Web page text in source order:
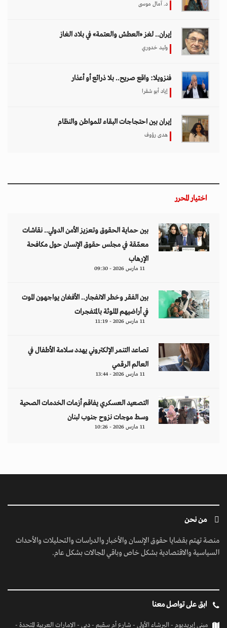
د. آمال موسى
إيران.. لغز «العطش والعتمة» في بلاد الغاز
وليد خدوري
فنزويلا: واقع صريح.. بلا ذرائع أو أعذار
إياد أبو شقرا
إيران بين احتجاجات البقاء للمواطن والنظام
هدى رؤوف
اختيار المحرر
بين حماية الحقوق وتعزيز الأمن الدولي.. نقاشات
معمّقة في مجلس حقوق الإنسان حول مكافحة
الإرهاب
11 مارس 2026 - 09:30
بين الفقر وخطر الانفجار.. الأفغان يواجهون الموت
في أراضيهم الملوثة بالمتفجرات
11 مارس 2026 - 11:19
تصاعد التنمر الإلكتروني يهدد سلامة الأطفال في
العالم الرقمي
11 مارس 2026 - 13:44
التصعيد العسكري يفاقم أزمات الخدمات الصحية
وسط موجات نزوح جنوب لبنان
11 مارس 2026 - 10:26
من نحن
منصة تهتم بقضايا حقوق الإنسان والأخبار والدراسات والتحليلات والأحداث
السياسية والاقتصادية بشكل خاص وباقي المجالات بشكل عام.
ابق على تواصل معنا
مبنى إيريديوم - البرشاء الأولى - شارع أم سقيم - دبي - الإمارات العربية المتحدة -